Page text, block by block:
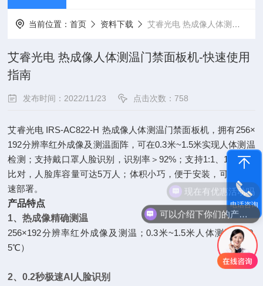
当前位置：首页 资料下载 艾睿光电 热成像人体测温门禁面板机-快速使用指南
艾睿光电 热成像人体测温门禁面板机-快速使用
指南
发布时间：2022/11/23 点击次数：758
艾睿光电 IRS-AC822-H 热成像人体测温门禁面板机，拥有256×
192分辨率红外成像及测温面阵，可在0.3米~1.5米实现人体测温
检测；支持戴口罩人脸识别，识别率＞92%；支持1:1、1:N人脸
比对，人脸库容量可达5万人；体积小巧，便于安装，可实现快
速部署。
产品特点
1、热成像精确测温
256×192分辨率红外成像及测温；0.3米~1.5米人体测温（±0.
5℃）
2、0.2秒极速AI人脸识别
电话咨询
可以介绍下你们的产品么
现在有优惠活动吗